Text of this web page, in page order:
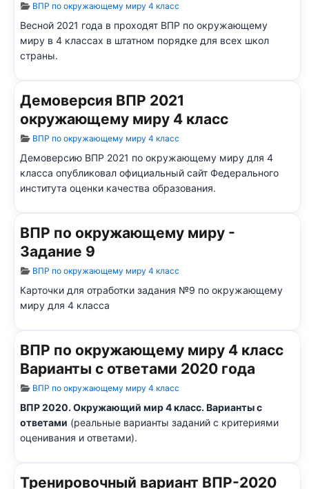
Информация о материале
ВПР по окружающему миру 4 класс
Весной 2021 года в проходят ВПР по окружающему
миру в 4 классах в штатном порядке для всех школ
страны.
Демоверсия ВПР 2021
окружающему миру 4 класс
Информация о материале
ВПР по окружающему миру 4 класс
Демоверсию ВПР 2021 по окружающему миру для 4
класса опубликовал официальный сайт Федерального
института оценки качества образования.
ВПР по окружающему миру -
Задание 9
Информация о материале
ВПР по окружающему миру 4 класс
Карточки для отработки задания №9 по окружающему
миру для 4 класса
ВПР по окружающему миру 4 класс
Варианты с ответами 2020 года
Информация о материале
ВПР по окружающему миру 4 класс
ВПР 2020. Окружающий мир 4 класс. Варианты с
ответами (реальные варианты заданий с критериями
оценивания и ответами).
Тренировочный вариант ВПР-2020